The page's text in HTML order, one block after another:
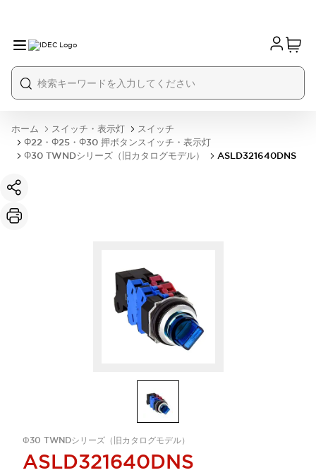
ホーム スイッチ・表示灯
スイッチ
Φ22・Φ25・Φ30 押ボタンスイッチ・表示灯
Φ30 TWNDシリーズ（旧カタログモデル）
ASLD321640DNS
Φ30 TWNDシリーズ（旧カタログモデル）
ASLD321640DNS